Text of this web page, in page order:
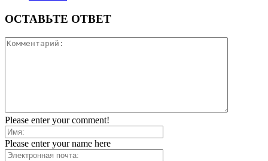
ОСТАВЬТЕ ОТВЕТ
Please enter your comment!
Please enter your name here